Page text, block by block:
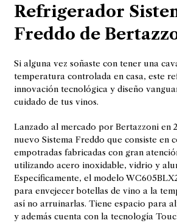
Refrigerador
Freddo de
Si alguna vez soñaste con tener una
temperatura controlada en casa, este
innovación tecnológica y diseño
cuidado de tus vinos.
Lanzado al mercado por Bertazzoni en
nuevo Sistema Freddo que consiste en
empotradas fabricadas con gran
utilizando acero inoxidable, vidrio y
Específicamente, el modelo
para envejecer botellas de vino a la
así no arruinarlas. Tiene espacio para
y además cuenta con la tecnología